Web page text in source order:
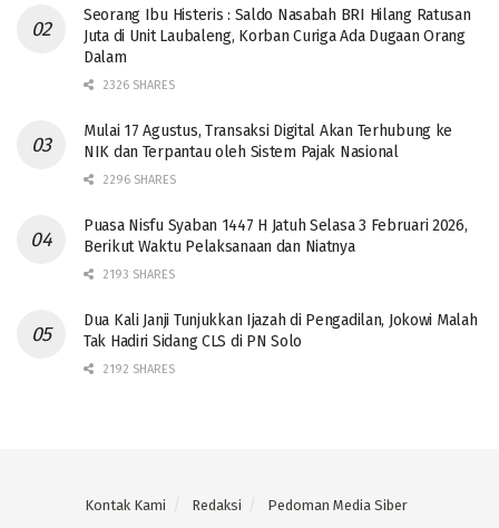
Seorang Ibu Histeris : Saldo Nasabah BRI Hilang Ratusan
Juta di Unit Laubaleng, Korban Curiga Ada Dugaan Orang
Dalam
2326 SHARES
Mulai 17 Agustus, Transaksi Digital Akan Terhubung ke
NIK dan Terpantau oleh Sistem Pajak Nasional
2296 SHARES
Puasa Nisfu Syaban 1447 H Jatuh Selasa 3 Februari 2026,
Berikut Waktu Pelaksanaan dan Niatnya
2193 SHARES
Dua Kali Janji Tunjukkan Ijazah di Pengadilan, Jokowi Malah
Tak Hadiri Sidang CLS di PN Solo
2192 SHARES
Kontak Kami Redaksi Pedoman Media Siber